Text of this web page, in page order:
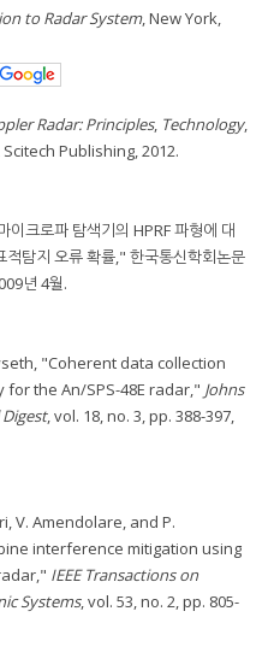
to Radar System, New York,
Radar: Principles, Technology,
Scitech Publishing, 2012.
이크로파 탐색기의 HPRF 파형에 대
적탐지 오류 확률," 한국통신학회논문
년 4월.
"Coherent data collection
the An/SPS-48E radar," Johns
, vol. 18, no. 3, pp. 388-397,
V. Amendolare, and P.
interference mitigation using
IEEE Transactions on
Systems, vol. 53, no. 2, pp. 805-